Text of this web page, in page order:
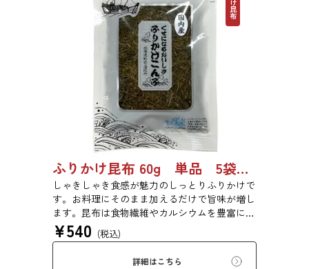
ふりかけ昆布 60g 単品 5袋セット 20袋セット 5102
しゃきしゃき食感が魅力のしっとりふりかけで
す。お料理にそのまま加えるだけで旨味が増し
ます。昆布は食物繊維やカルシウムを豊富に含
んでいるため、バランスのとれた食生活のため
にお使いいただけます。また、本商品は第20回
¥540 (税込)
詳細はこちら